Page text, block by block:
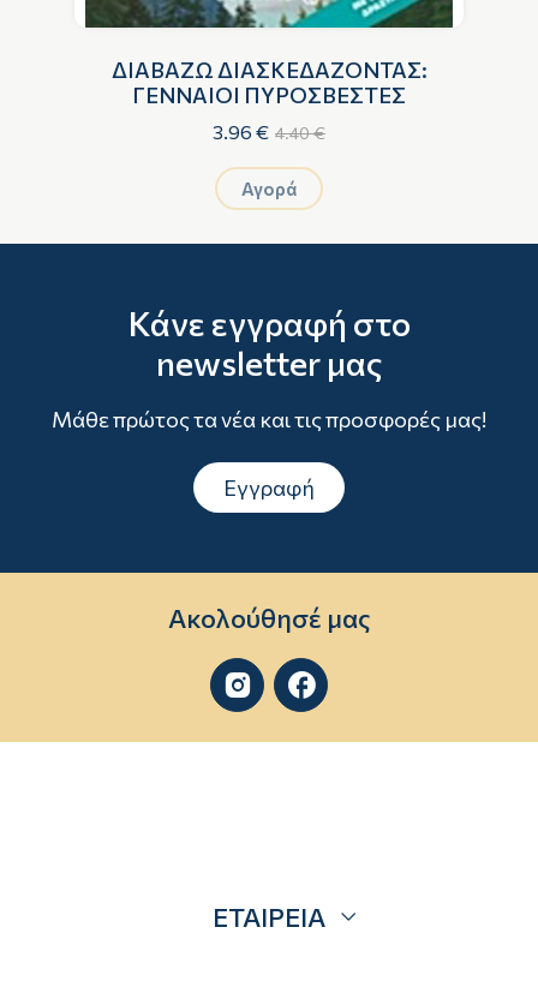
ΔΙΑΒΑΖΩ ΔΙΑΣΚΕΔΑΖΟΝΤΑΣ:
ΓΕΝΝΑΙΟΙ ΠΥΡΟΣΒΕΣΤΕΣ
3.96 € 4.40 €
Αγορά
Κάνε εγγραφή στο
newsletter μας
Μάθε πρώτος τα νέα και τις προσφορές μας!
Εγγραφή
Ακολούθησέ μας
 
ΕΤΑΙΡΕΙΑ